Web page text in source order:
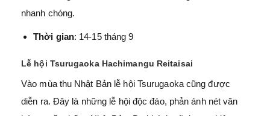
nhanh chóng.
Thời gian: 14-15 tháng 9
Lễ hội Tsurugaoka Hachimangu Reitaisai
Vào mùa thu Nhật Bản lễ hội Tsurugaoka cũng được
diễn ra. Đây là những lễ hội độc đáo, phản ánh nét văn